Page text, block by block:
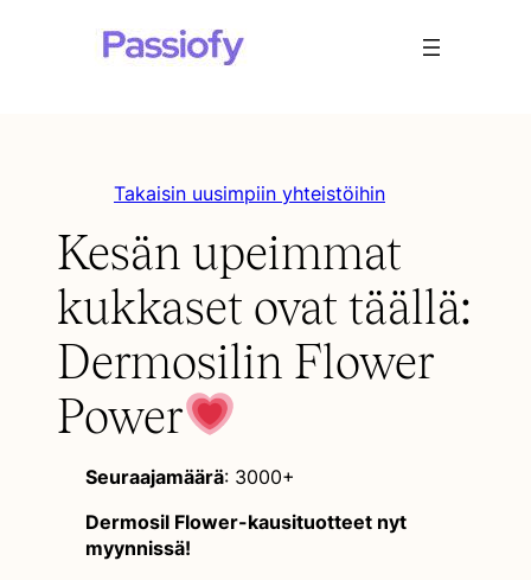
Takaisin uusimpiin yhteistöihin
Kesän upeimmat
kukkaset ovat täällä:
Dermosilin Flower
Power
Seuraajamäärä: 3000+
Dermosil Flower-kausituotteet nyt
myynnissä!